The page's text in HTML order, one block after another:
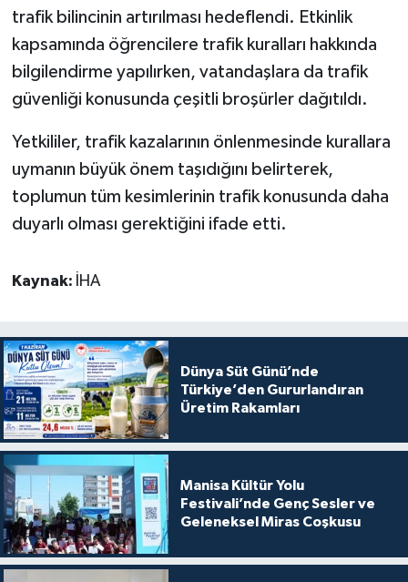
trafik bilincinin artırılması hedeflendi. Etkinlik
kapsamında öğrencilere trafik kuralları hakkında
bilgilendirme yapılırken, vatandaşlara da trafik
güvenliği konusunda çeşitli broşürler dağıtıldı.
Yetkililer, trafik kazalarının önlenmesinde kurallara
uymanın büyük önem taşıdığını belirterek,
toplumun tüm kesimlerinin trafik konusunda daha
duyarlı olması gerektiğini ifade etti.
Kaynak: İHA
Dünya Süt Günü’nde
Türkiye’den Gururlandıran
Üretim Rakamları
Manisa Kültür Yolu
Festivali’nde Genç Sesler ve
Geleneksel Miras Coşkusu